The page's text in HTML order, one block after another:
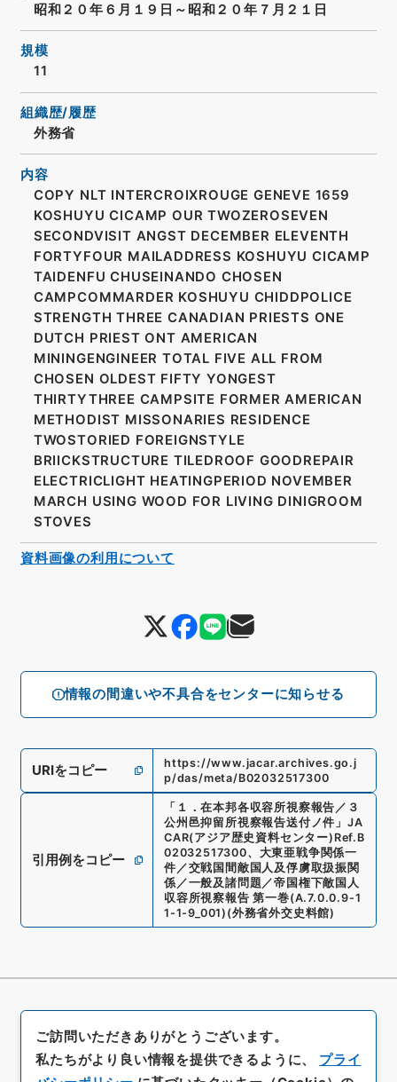
情報の間違いや不具合をセンターに知らせる
昭和２０年６月１９日～昭和２０年７月２１日
規模
11
組織歴/履歴
外務省
内容
COPY NLT INTERCROIXROUGE GENEVE 1659
KOSHUYU CICAMP OUR TWOZEROSEVEN
SECONDVISIT ANGST DECEMBER ELEVENTH
FORTYFOUR MAILADDRESS KOSHUYU CICAMP
TAIDENFU CHUSEINANDO CHOSEN
CAMPCOMMARDER KOSHUYU CHIDDPOLICE
STRENGTH THREE CANADIAN PRIESTS ONE
DUTCH PRIEST ONT AMERICAN
MININGENGINEER TOTAL FIVE ALL FROM
CHOSEN OLDEST FIFTY YONGEST
THIRTYTHREE CAMPSITE FORMER AMERICAN
METHODIST MISSONARIES RESIDENCE
TWOSTORIED FOREIGNSTYLE
BRIICKSTRUCTURE TILEDROOF GOODREPAIR
ELECTRICLIGHT HEATINGPERIOD NOVEMBER
MARCH USING WOOD FOR LIVING DINIGROOM
STOVES
URIをコピー
https://www.jacar.archives.go.j
p/das/meta/B02032517300
引用例をコピー
「 １．在本邦各収容所視察報告／３
公州邑抑留所視察報告送付ノ件 」 JA
CAR(アジア歴史資料センター) Ref. B
02032517300、 大東亜戦争関係一
件／交戦国間敵国人及俘虜取扱振関
係／一般及諸問題／帝国権下敵国人
収容所視察報告 第一巻(A.7.0.0.9-1
1-1-9_001) (外務省外交史料館)
資料画像の利用について
ご訪問いただきありがとうございます。
私たちがより良い情報を提供できるように、 プライ